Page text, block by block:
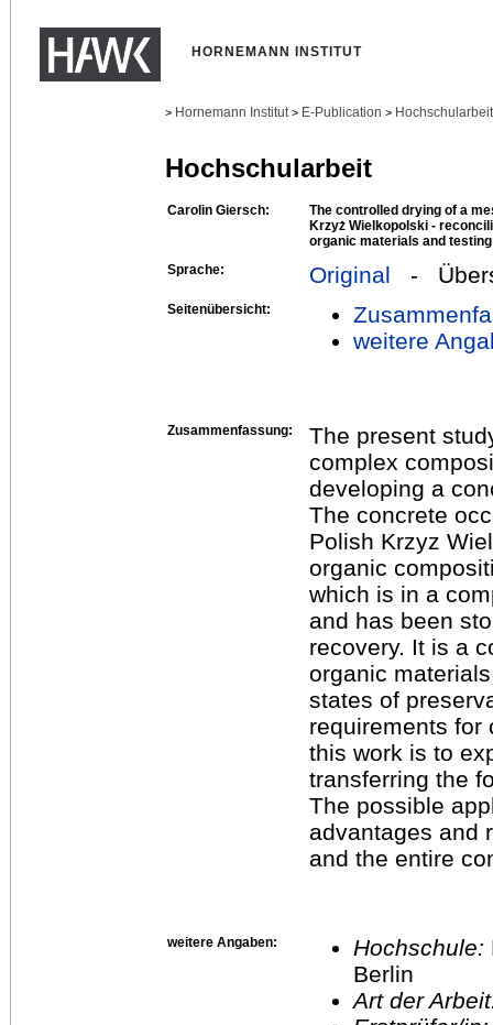
HORNEMANN INSTITUT
> Hornemann Institut > E-Publication >
Hochschularbeit
Carolin Giersch:
The controlled drying of a
Krzyż Wielkopolski -
organic materials and
Sprache:
Original -
Seitenübersicht:
weitere
Zusammenfassung:
The present
complex
developing a
The concrete
Polish Krzyz
organic
which is in a
and has been
recovery. It is a
organic
states of
requirements for
this work is to
transferring the
The possible
advantages and
and the entire
weitere Angaben: Hochschule:
Berlin
Art der